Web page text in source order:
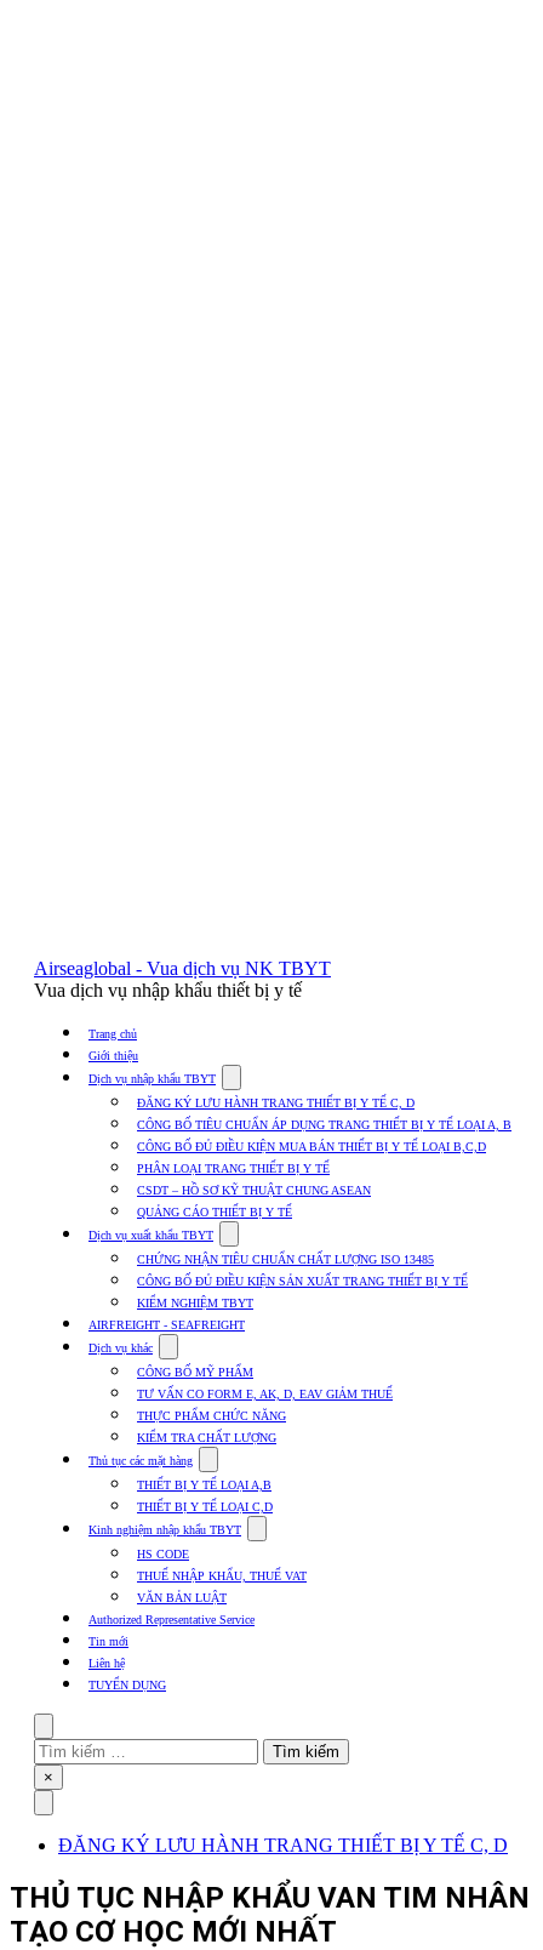
Airseaglobal - Vua dịch vụ NK TBYT
Vua dịch vụ nhập khẩu thiết bị y tế
Trang chủ
Giới thiệu
Dịch vụ nhập khẩu TBYT
submenu
for
Dịch
vụ
nhập
khẩu
TBYT
ĐĂNG KÝ LƯU HÀNH TRANG THIẾT BỊ Y TẾ C, D
CÔNG BỐ TIÊU CHUẨN ÁP DỤNG TRANG THIẾT BỊ Y TẾ LOẠI A, B
CÔNG BỐ ĐỦ ĐIỀU KIỆN MUA BÁN THIẾT BỊ Y TẾ LOẠI B,C,D
PHÂN LOẠI TRANG THIẾT BỊ Y TẾ
CSDT – HỒ SƠ KỸ THUẬT CHUNG ASEAN
QUẢNG CÁO THIẾT BỊ Y TẾ
Dịch vụ xuất khẩu TBYT
submenu
for
Dịch
vụ
xuất
TBYT
CHỨNG NHẬN TIÊU CHUẨN CHẤT LƯỢNG ISO 13485
CÔNG BỐ ĐỦ ĐIỀU KIỆN SẢN XUẤT TRANG THIẾT BỊ Y TẾ
KIỂM NGHIỆM TBYT
AIRFREIGHT - SEAFREIGHT
Dịch vụ khác
submenu
for
Dịch
vụ
khác
CÔNG BỐ MỸ PHẨM
TƯ VẤN CO FORM E, AK, D, EAV GIẢM THUẾ
THỰC PHẨM CHỨC NĂNG
KIỂM TRA CHẤT LƯỢNG
Thủ tục các mặt hàng
submenu
for
Thủ
tục
mặt
hàng
THIẾT BỊ Y TẾ LOẠI A,B
THIẾT BỊ Y TẾ LOẠI C,D
Kinh nghiệm nhập khẩu TBYT
submenu
Kinh
HS CODE
THUẾ NHẬP KHẨU, THUẾ VAT
VĂN BẢN LUẬT
Authorized Representative Service
Tin mới
Liên hệ
TUYỂN DỤNG
Tìm
kiếm
cho:
Close
×
ĐĂNG KÝ LƯU HÀNH TRANG THIẾT BỊ Y TẾ C, D
THỦ TỤC NHẬP KHẨU VAN TIM NHÂN
TẠO CƠ HỌC MỚI NHẤT